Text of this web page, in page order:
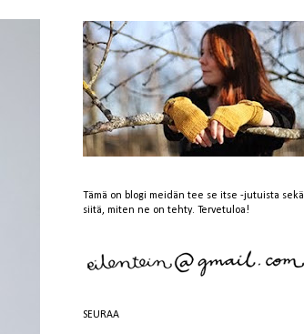
Tämä on blogi meidän tee se itse -jutuista sekä
siitä, miten ne on tehty. Tervetuloa!
SEURAA